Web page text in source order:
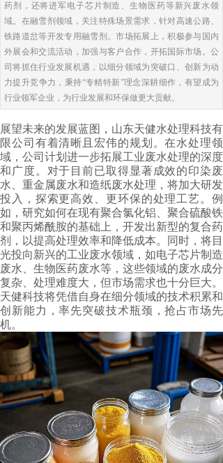
药剂，还将进军电子芯片制造、生物医药等新兴废水领
域。在融雪剂领域，关注特殊场景需求，针对高速公路、
铁路道岔等开发专用融雪剂。市场拓展上，积极参与国内
外展会和交流活动，加强与客户合作，开拓国际市场。公
司将抓住行业发展机遇，以细分领域为突破口、创新为动
力提升竞争力，秉持“专精特新”理念深耕细作，有望成为
行业领军企业，为行业发展和环保做更大贡献。
展望未来的发展蓝图，山东天健水处理科技有
限公司有着清晰且宏伟的规划。在水处理领
域，公司计划进一步拓展工业废水处理的深度
和广度。对于目前已取得显著成效的印染废
水、重金属废水和造纸废水处理，将加大研发
投入，探索更高效、更环保的处理工艺。例
如，研究如何在现有聚合氯化铝、聚合硫酸铁
和聚丙烯酰胺的基础上，开发出新型的复合药
剂，以提高处理效率和降低成本。同时，将目
光投向新兴的工业废水领域，如电子芯片制造
废水、生物医药废水等，这些领域的废水成分
复杂、处理难度大，但市场需求也十分巨大。
天健科技将凭借自身在细分领域的技术积累和
创新能力，率先突破技术瓶颈，抢占市场先
机。